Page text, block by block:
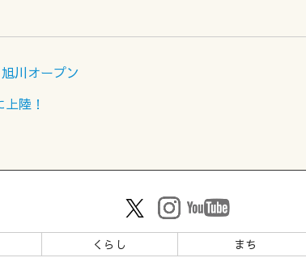
川オープン
陸！
くらし まち